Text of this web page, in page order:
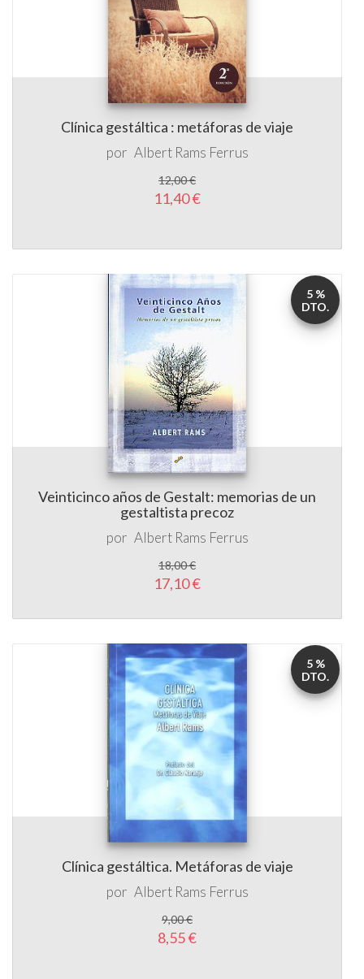
Clínica gestáltica : metáforas de viaje
por Albert Rams Ferrus
12,00 €
11,40 €
Veinticinco años de Gestalt: memorias de un
gestaltista precoz
por Albert Rams Ferrus
18,00 €
17,10 €
5 %
DTO.
Clínica gestáltica. Metáforas de viaje
por Albert Rams Ferrus
9,00 €
8,55 €
5 %
DTO.